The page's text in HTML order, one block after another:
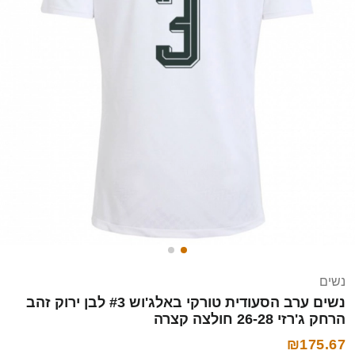
נשים
נשים ערב הסעודית טורקי באלג'וש #3 לבן ירוק זהב
הרחק ג'רזי 26-28 חולצה קצרה
₪175.67